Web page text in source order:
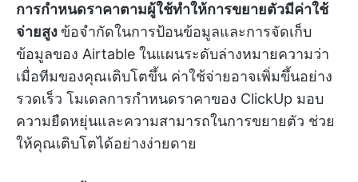
การกำหนดราคาตามผู้ใช้ทำให้การขยายตัวมีค่าใช้
จ่ายสูง ข้อจำกัดในการป้อนข้อมูลและการจัดเก็บ
ข้อมูลของ Airtable ในแผนระดับล่างหมายความว่า
เมื่อทีมของคุณเติบโตขึ้น ค่าใช้จ่ายอาจเพิ่มขึ้นอย่าง
รวดเร็ว โมเดลการกำหนดราคาของ ClickUp มอบ
ความยืดหยุ่นและความสามารถในการขยายตัว ช่วย
ให้คุณเติบโตได้อย่างง่ายดาย